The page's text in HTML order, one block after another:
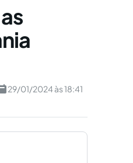
29/01/2024 às 18:41